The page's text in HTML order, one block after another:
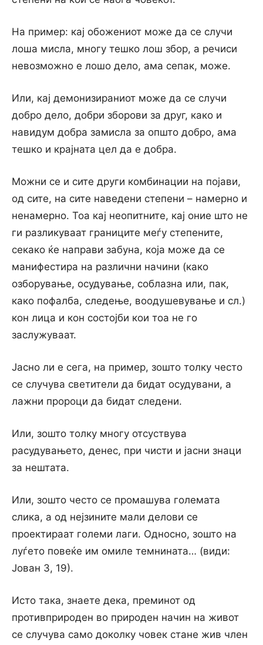
На пример: кај обожениот може да се случи
лоша мисла, многу тешко лош збор, а речиси
невозможно е лошо дело, ама сепак, може.
Или, кај демонизираниот може да се случи
добро дело, добри зборови за друг, како и
навидум добра замисла за општо добро, ама
тешко и крајната цел да е добра.
Можни се и сите други комбинации на појави,
од сите, на сите наведени степени – намерно и
ненамерно. Тоа кај неопитните, кај оние што не
ги разликуваат границите меѓу степените,
секако ќе направи забуна, која може да се
манифестира на различни начини (како
озборување, осудување, соблазна или, пак,
како пофалба, следење, воодушевување и сл.)
кон лица и кон состојби кои тоа не го
заслужуваат.
Јасно ли е сега, на пример, зошто толку често
се случува светители да бидат осудувани, а
лажни пророци да бидат следени.
Или, зошто толку многу отсуствува
расудувањето, денес, при чисти и јасни знаци
за нештата.
Или, зошто често се промашува големата
слика, а од нејзините мали делови се
проектираат големи лаги. Односно, зошто на
луѓето повеќе им омиле темнината… (види:
Јован 3, 19).
Исто така, знаете дека, преминот од
противприроден во природен начин на живот
се случува само доколку човек стане жив член